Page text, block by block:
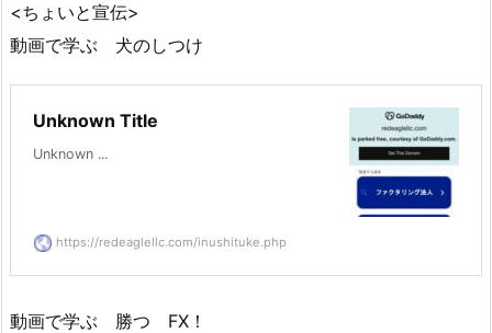
<ちょいと宣伝>
動画で学ぶ 犬のしつけ
Unknown Title
Unknown ...
https://redeaglellc.com/inushituke.php
動画で学ぶ 勝つ FX！